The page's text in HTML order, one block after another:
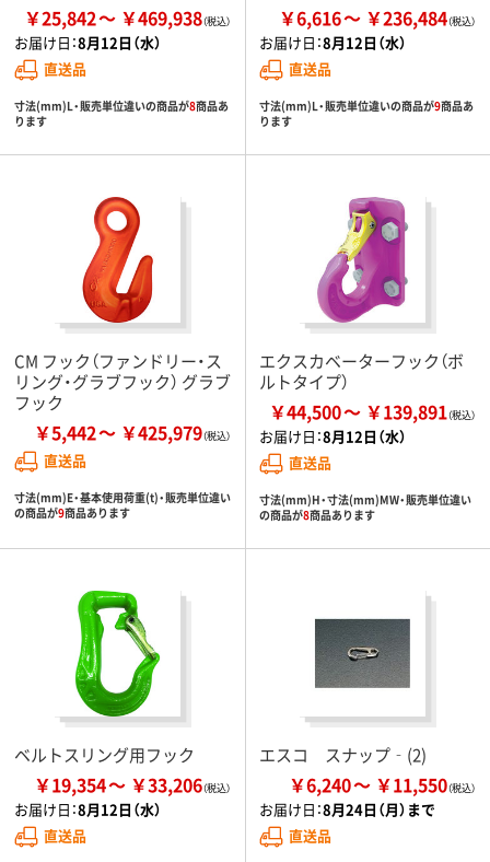
￥25,842 ￥469,938
お届け日：8月12日（水）
直送品
寸法(mm)L・販売単位違いの商品が8商品あ
ります
￥6,616 ￥236,484
お届け日：8月12日（水）
直送品
寸法(mm)L・販売単位違いの商品が9商品あ
ります
CM フック（ファンドリー・ス
リング・グラブフック） グラブ
フック
￥5,442 ￥425,979
直送品
寸法(mm)E・基本使用荷重(t)・販売単位違い
の商品が9商品あります
エクスカベーターフック（ボ
ルトタイプ）
￥44,500 ￥139,891
お届け日：8月12日（水）
直送品
寸法(mm)H・寸法(mm)MW・販売単位違い
の商品が8商品あります
ベルトスリング用フック
￥19,354 ￥33,206
お届け日：8月12日（水）
直送品
エスコ スナップ‐(2)
￥6,240 ￥11,550
お届け日：8月24日（月）まで
直送品